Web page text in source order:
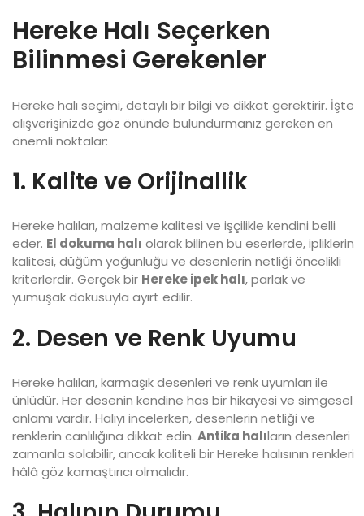
Hereke Halı Seçerken
Bilinmesi Gerekenler
Hereke halı seçimi, detaylı bir bilgi ve dikkat gerektirir. İşte
alışverişinizde göz önünde bulundurmanız gereken en
önemli noktalar:
1. Kalite ve Orijinallik
Hereke halıları, malzeme kalitesi ve işçilikle kendini belli
eder. El dokuma halı olarak bilinen bu eserlerde, ipliklerin
kalitesi, düğüm yoğunluğu ve desenlerin netliği öncelikli
kriterlerdir. Gerçek bir Hereke ipek halı, parlak ve
yumuşak dokusuyla ayırt edilir.
2. Desen ve Renk Uyumu
Hereke halıları, karmaşık desenleri ve renk uyumları ile
ünlüdür. Her desenin kendine has bir hikayesi ve simgesel
anlamı vardır. Halıyı incelerken, desenlerin netliği ve
renklerin canlılığına dikkat edin. Antika halıların desenleri
zamanla solabilir, ancak kaliteli bir Hereke halısının renkleri
hâlâ göz kamaştırıcı olmalıdır.